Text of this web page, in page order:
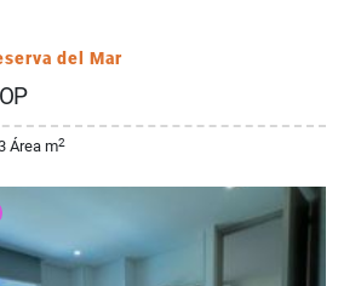
del Mar
Área m2